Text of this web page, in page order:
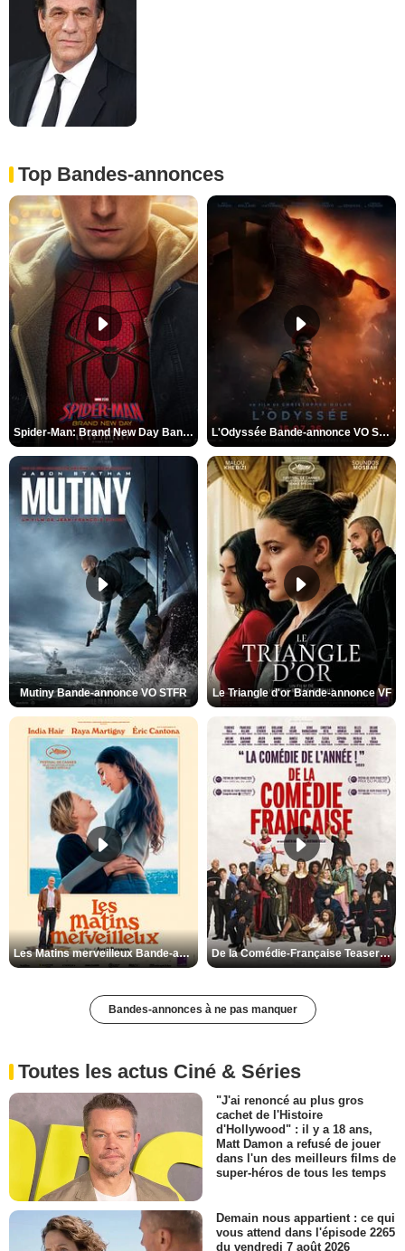
Top Bandes-annonces
Spider-Man: Brand New Day Bande-annonce VO STFR L'Odyssée Bande-annonce VO STFR
Mutiny Bande-annonce VO STFR Le Triangle d'or Bande-annonce VF
Les Matins merveilleux Bande-annonce VF De la Comédie-Française Teaser VF
Bandes-annonces à ne pas manquer
Toutes les actus Ciné & Séries
"J'ai renoncé au plus gros
cachet de l'Histoire
d'Hollywood" : il y a 18 ans,
Matt Damon a refusé de jouer
dans l'un des meilleurs films de
super-héros de tous les temps
Demain nous appartient : ce qui
vous attend dans l'épisode 2265
du vendredi 7 août 2026